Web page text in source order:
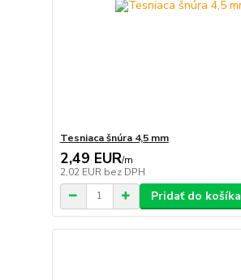
Tesniaca šnúra 4,5 mm
2,49 EUR/m
2,02 EUR bez DPH
Pridať do košíka